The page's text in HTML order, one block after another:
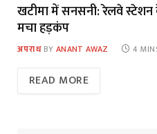
खटीमा में सनसनी: रेलवे
मचा हड़कंप
अपराध BY ANANT AWAZ 4
READ MORE